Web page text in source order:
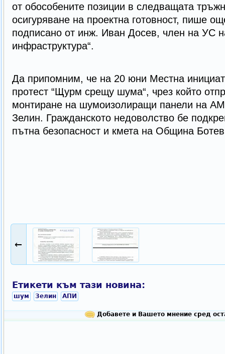
от обособените позиции в следващата
осигуряване на проектна готовност, пише
подписано от инж. Иван Досев, член на УС
инфраструктура“.
Да припомним, че на 20 юни Местна
протест “Щурм срещу шума“, чрез който
монтиране на шумоизолиращи панели на АМ
Зелин. Гражданското недоволство бе
пътна безопасност и кмета на Община
←
Етикети към тази новина:
шум Зелин АПИ
Добавете и Вашето мнение сред